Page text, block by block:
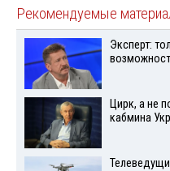
Рекомендуемые
Эксперт:
Цирк, а не
кабмина